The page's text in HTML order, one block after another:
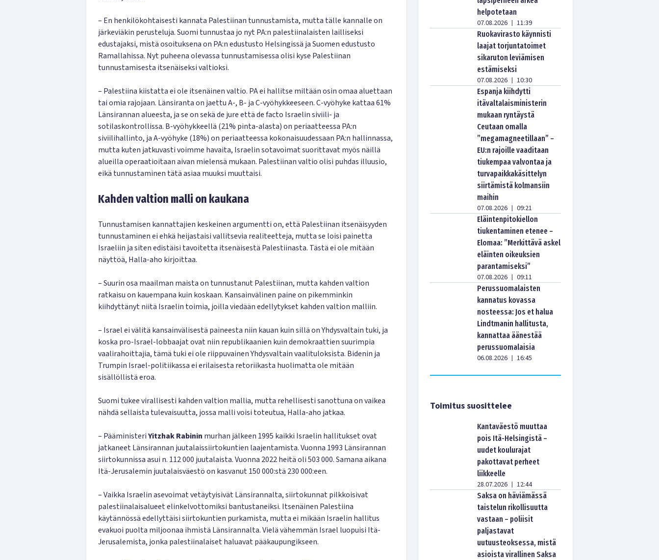
– En henkilökohtaisesti kannata Palestiinan tunnustamista, mutta tälle kannalle on
järkeviäkin perusteluja. Suomi tunnustaa jo nyt PA:n palestiinalaisten lailliseksi
edustajaksi, mistä osoituksena on PA:n edustusto Helsingissä ja Suomen edustusto
Ramallahissa. Nyt puheena olevassa tunnustamisessa olisi kyse Palestiinan
tunnustamisesta itsenäiseksi valtioksi.
– Palestiina kiistatta ei ole itsenäinen valtio. PA ei hallitse miltään osin omaa aluettaan
tai omia rajojaan. Länsiranta on jaettu A-, B- ja C-vyöhykkeeseen. C-vyöhyke kattaa 61%
Länsirannan alueesta, ja se on sekä de jure että de facto Israelin siviili- ja
sotilaskontrollissa. B-vyöhykkeellä (21% pinta-alasta) on periaatteessa PA:n
siviilihallinto, ja A-vyöhyke (18%) on periaatteessa kokonaisuudessaan PA:n hallinnassa,
mutta kuten jatkuvasti voimme havaita, Israelin sotavoimat suorittavat myös näillä
alueilla operaatioitaan aivan mielensä mukaan. Palestiinan valtio olisi puhdas illuusio,
eikä tunnustaminen tätä asiaa muuksi muuttaisi.
Kahden valtion malli on kaukana
Tunnustamisen kannattajien keskeinen argumentti on, että Palestiinan itsenäisyyden
tunnustaminen ei ehkä heijastaisi vallitsevia realiteetteja, mutta se loisi painetta
Israeliin ja siten edistäisi tavoitetta itsenäisestä Palestiinasta. Tästä ei ole mitään
näyttöä, Halla-aho kirjoittaa.
– Suurin osa maailman maista on tunnustanut Palestiinan, mutta kahden valtion
ratkaisu on kauempana kuin koskaan. Kansainvälinen paine on pikemminkin
kiihdyttänyt niitä Israelin toimia, joilla viedään edellytykset kahden valtion malliin.
– Israel ei välitä kansainvälisestä paineesta niin kauan kuin sillä on Yhdysvaltain tuki, ja
koska pro-Israel-lobbaajat ovat niin republikaanien kuin demokraattien suurimpia
vaalirahoittajia, tämä tuki ei ole riippuvainen Yhdysvaltain vaalituloksista. Bidenin ja
Trumpin Israel-politiikassa ei erilaisesta retoriikasta huolimatta ole mitään
sisällöllistä eroa.
Suomi tukee virallisesti kahden valtion mallia, mutta rehellisesti sanottuna on vaikea
nähdä sellaista tulevaisuutta, jossa malli voisi toteutua, Halla-aho jatkaa.
– PääministeriYitzhak Rabinin murhan jälkeen 1995 kaikki Israelin hallitukset ovat
jatkaneet Länsirannan juutalaissiirtokuntien laajentamista. Vuonna 1993 Länsirannan
siirtokunnissa asui n. 112 000 juutalaista. Vuonna 2022 heitä oli 503 000. Samana aikana
Itä-Jerusalemin juutalaisväestö on kasvanut 150 000:stä 230 000:een.
– Vaikka Israelin asevoimat vetäytyisivät Länsirannalta, siirtokunnat pilkkoisivat
palestiinalaisalueet elinkelvottomiksi bantustaneiksi. Itsenäinen Palestiina
käytännössä edellyttäisi siirtokuntien purkamista, mutta ei mikään Israelin hallitus
evakuoi puolta miljoonaa ihmistä Länsirannalta. Vielä vähemmän Israel luopuisi Itä-
Jerusalemista, jonka palestiinalaiset haluavat pääkaupungikseen.
helpotetaan
07.08.2026 | 11:39
Ruokavirasto käynnisti
laajat torjuntatoimet
sikaruton leviämisen
estämiseksi
07.08.2026 | 10:30
Espanja kiihdytti
itävaltalaisministerin
mukaan ryntäystä
Ceutaan omalla
”megamagneetillaan” –
EU:n rajoille vaaditaan
tiukempaa valvontaa ja
turvapaikkakäsittelyn
siirtämistä kolmansiin
maihin
07.08.2026 | 09:21
Eläintenpitokiellon
tiukentaminen etenee –
Elomaa: ”Merkittävä askel
eläinten oikeuksien
parantamiseksi”
07.08.2026 | 09:11
Perussuomalaisten
kannatus kovassa
nosteessa: Jos et halua
Lindtmanin hallitusta,
kannattaa äänestää
perussuomalaisia
06.08.2026 | 16:45
Toimitus suosittelee
Kantaväestö muuttaa
pois Itä-Helsingistä –
uudet koulurajat
pakottavat perheet
liikkeelle
28.07.2026 | 12:44
Saksa on häviämässä
taistelun rikollisuutta
vastaan – poliisit
paljastavat
uutuusteoksessa, mistä
asioista virallinen Saksa